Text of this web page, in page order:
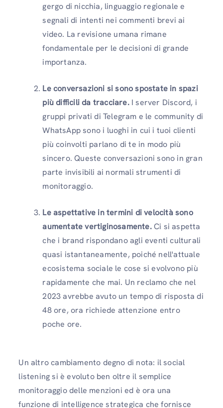
gergo di nicchia, linguaggio regionale e
segnali di intenti nei commenti brevi ai
video. La revisione umana rimane
fondamentale per le decisioni di grande
importanza.
Le conversazioni si sono spostate in spazi
più difficili da tracciare.I server Discord, i
gruppi privati ​​di Telegram e le community di
WhatsApp sono i luoghi in cui i tuoi clienti
più coinvolti parlano di te in modo più
sincero. Queste conversazioni sono in gran
parte invisibili ai normali strumenti di
monitoraggio.
Le aspettative in termini di velocità sono
aumentate vertiginosamente.Ci si aspetta
che i brand rispondano agli eventi culturali
quasi istantaneamente, poiché nell'attuale
ecosistema sociale le cose si evolvono più
rapidamente che mai. Un reclamo che nel
2023 avrebbe avuto un tempo di risposta di
48 ore, ora richiede attenzione entro
poche ore.
Un altro cambiamento degno di nota: il social
listening si è evoluto ben oltre il semplice
monitoraggio delle menzioni ed è ora una
funzione di intelligence strategica che fornisce